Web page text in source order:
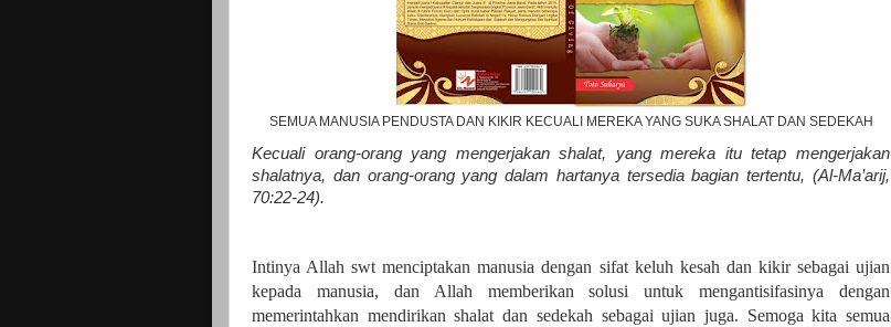
SEMUA MANUSIA PENDUSTA DAN KIKIR KECUALI MEREKA YANG SUKA SHALAT DAN SEDEKAH
Kecuali orang-orang yang mengerjakan shalat, yang mereka itu tetap mengerjakan
shalatnya, dan orang-orang yang dalam hartanya tersedia bagian tertentu, (Al-Ma’arij,
70:22-24).
Intinya Allah swt menciptakan manusia dengan sifat keluh kesah dan kikir sebagai ujian
kepada manusia, dan Allah memberikan solusi untuk mengantisifasinya dengan
memerintahkan mendirikan shalat dan sedekah sebagai ujian juga. Semoga kita semua